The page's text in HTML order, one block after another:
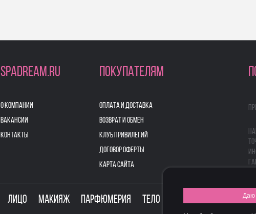
SPADREAM.RU
О КОМПАНИИ
ВАКАНСИИ
КОНТАКТЫ
ПОКУПАТЕЛЯМ
ОПЛАТА И ДОСТАВКА
ВОЗВРАТ И ОБМЕН
КЛУБ ПРИВИЛЕГИЙ
ДОГОВОР ОФЕРТЫ
КАРТА САЙТА
Лицо Макияж Парфюмерия Тело Для Даю